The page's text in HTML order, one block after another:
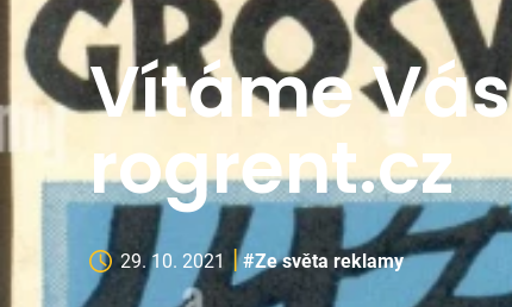
Vítáme
rogrent.cz
29. 10. 2021 #Ze světa reklamy